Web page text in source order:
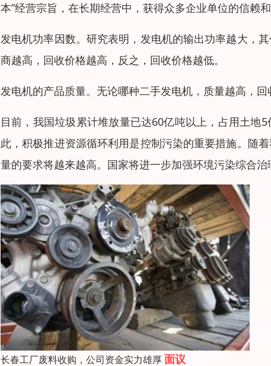
本”经营宗旨，在长期经营中，获得众多企业单位的信赖
发电机功率因数。研究表明，发电机的输出功率越大，
商越高，回收价格越高，反之，回收价格越低。
发电机的产品质量。无论哪种二手发电机，质量越高，
目前，我国垃圾累计堆放量已达60亿吨以上，占用土地
此，积极推进资源循环利用是控制污染的重要措施。随
量的要求将越来越高。国家将进一步加强环境污染综合
长春工厂废料收购，公司资金实力雄厚面议